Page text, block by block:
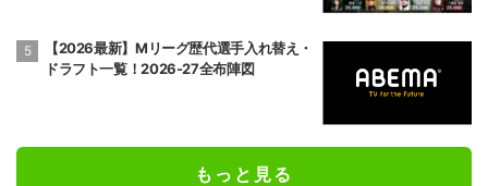
【2026最新】Mリーグ歴代選手入れ替え・
ドラフト一覧！2026-27全布陣図
もっと見る